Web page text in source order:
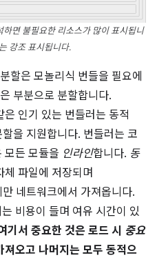
면 불필요한 리소스가 많이 표시됩니
강조 표시됩니다.
할은 모놀리식 번들을 필요에
부분으로 분할합니다.
은 인기 있는 번들러는 동적
을 지원합니다. 번들러는 코
모든 모듈을 인라인합니다. 동
파일에 저장되며
네트워크에서 가져옵니다.
비용이 들며 여유 시간이 있
기서 중요한 것은 로드 시 중요
오고 나머지는 모두 동적으